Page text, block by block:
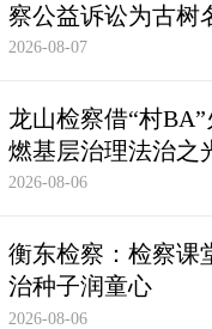
察公益诉讼为古树
治“保护伞”
2026-08-07
龙山检察借“村
燃基层治理法治之
2026-08-06
衡东检察：检察课
治种子润童心
2026-08-06